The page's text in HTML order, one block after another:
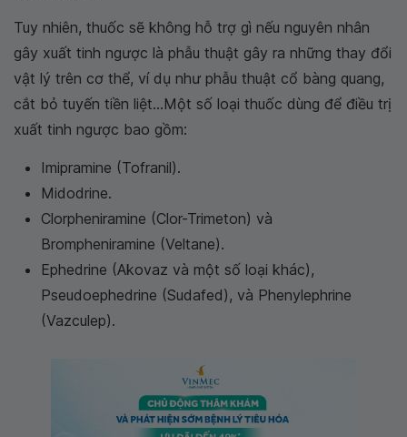
Tuy nhiên, thuốc sẽ không hỗ trợ gì nếu nguyên nhân
gây xuất tinh ngược là phẫu thuật gây ra những thay đổi
vật lý trên cơ thể, ví dụ như phẫu thuật cổ bàng quang,
cắt bỏ tuyến tiền liệt...Một số loại thuốc dùng để điều trị
xuất tinh ngược bao gồm:
Imipramine (Tofranil).
Midodrine.
Clorpheniramine (Clor-Trimeton) và
Brompheniramine (Veltane).
Ephedrine (Akovaz và một số loại khác),
Pseudoephedrine (Sudafed), và Phenylephrine
(Vazculep).